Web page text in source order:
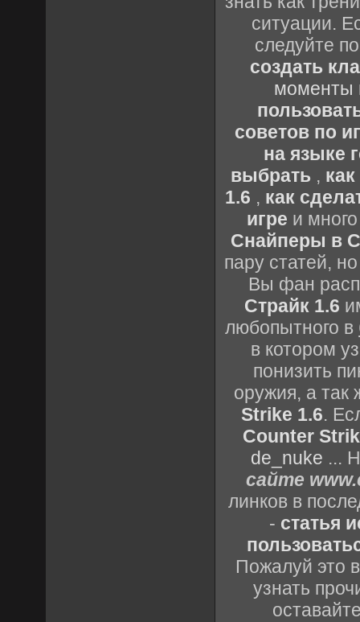
ситуации.
следуйте
создать
моменты
советов по
на языке
выбрать ,
1.6 , как
игре и
Снайперы в
пару статей,
Вы фан
Страйк 1.6
любопытного в
в котором
понизить
оружия, а так
Strike 1.6.
Counter
de_nuke ...
сайте
линков в
- статья
Пожалуй это
узнать